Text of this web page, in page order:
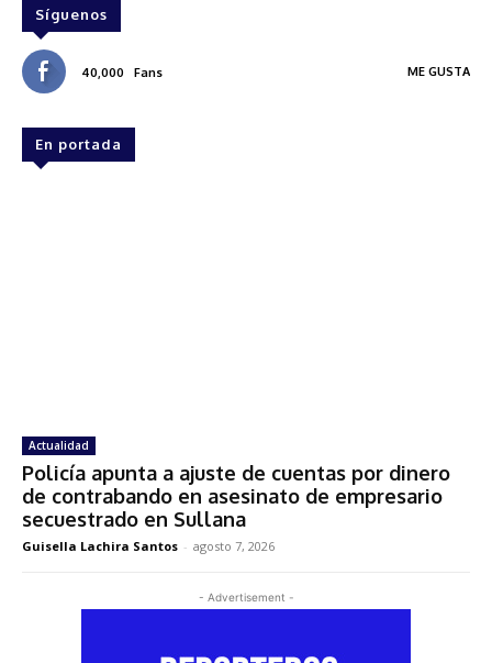
Síguenos
40,000 Fans ME GUSTA
En portada
Actualidad
Policía apunta a ajuste de cuentas por dinero
de contrabando en asesinato de empresario
secuestrado en Sullana
Guisella Lachira Santos - agosto 7, 2026
- Advertisement -